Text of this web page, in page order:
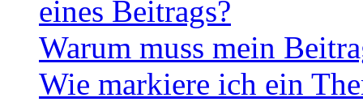
eines Beitrags?
Warum muss mein
Wie markiere ich ein